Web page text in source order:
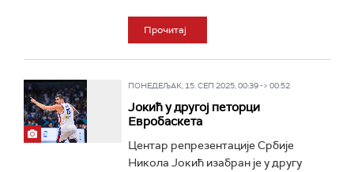
Прочитај
ПОНЕДЕЉАК, 15. СЕП 2025, 00:39 -> 00:52
Јокић у другој петорци
Евробаскета
Центар репрезентације Србије
Никола Јокић изабран је у другу